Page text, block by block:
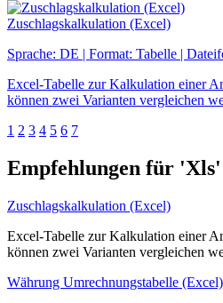
Zuschlagskalkulation (Excel)
Sprache: DE | Format: Tabelle |
Excel-Tabelle zur Kalkulation einer
können zwei Varianten vergleichen
1 2 3 4 5 6 7
Empfehlungen für 'Xls'
Zuschlagskalkulation (Excel)
Excel-Tabelle zur Kalkulation einer
können zwei Varianten vergleichen
Währung Umrechnungstabelle (Excel)